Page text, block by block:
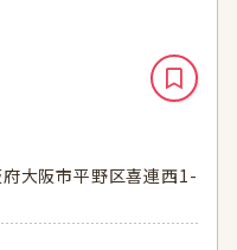
大阪市平野区喜連西1-